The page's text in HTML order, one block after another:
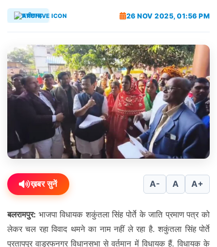
छत्तीसगढ़ 26 NOV 2025, 01:56 PM
ख़बर सुनें A- A A+
बलरामपुर: भाजपा विधायक शकुंतला सिंह पोर्ते के जाति प्रमाण पत्र को
लेकर चल रहा विवाद थमने का नाम नहीं ले रहा है. शकुंतला सिंह पोर्ते
प्रतापपुर वाड्रफनगर विधानसभा से वर्तमान में विधायक हैं. विधायक के